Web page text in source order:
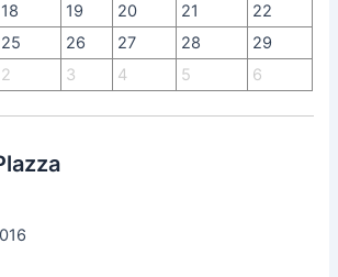
18 19 20 21
22
25 26 27 28
29
2 3 4 5 6